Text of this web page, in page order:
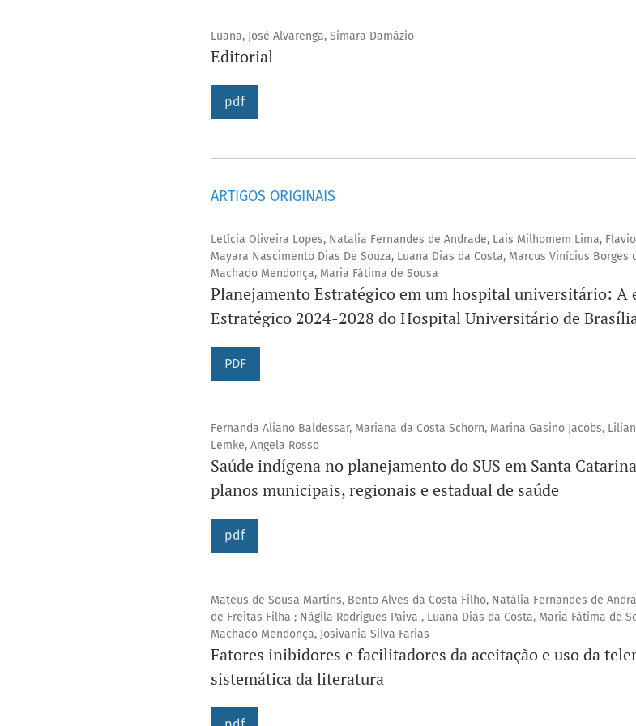
Luana, José Alvarenga, Simara Damázio
Editorial
pdf
ARTIGOS ORIGINAIS
Letícia Oliveira Lopes, Natalia Fernandes de Andrade, Lais Milhomem Lima,
Mayara Nascimento Dias De Souza, Luana Dias da Costa, Marcus Vinícius Borges
Machado Mendonça, Maria Fátima de Sousa
Planejamento Estratégico em um hospital universitário: A
Estratégico 2024-2028 do Hospital Universitário de
PDF
Fernanda Aliano Baldessar, Mariana da Costa Schorn, Marina Gasino Jacobs,
Lemke, Angela Rosso
Saúde indígena no planejamento do SUS em Santa
planos municipais, regionais e estadual de saúde
pdf
Mateus de Sousa Martins, Bento Alves da Costa Filho, Natália Fernandes de
de Freitas Filha ; Nágila Rodrigues Paiva , Luana Dias da Costa, Maria Fátima de
Machado Mendonça, Josivania Silva Farias
Fatores inibidores e facilitadores da aceitação e uso da
sistemática da literatura